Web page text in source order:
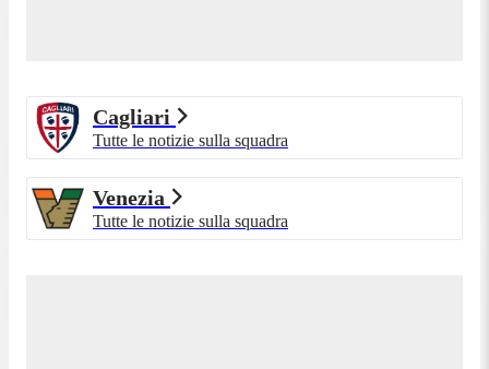
Cagliari
Tutte le notizie sulla squadra
Venezia
Tutte le notizie sulla squadra